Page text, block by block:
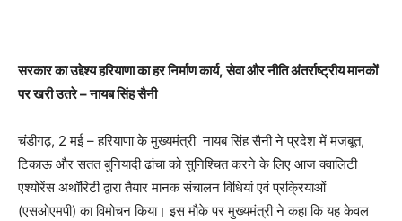
सरकार का उद्देश्य हरियाणा का हर निर्माण कार्य, सेवा और नीति अंतर्राष्ट्रीय मानकों
पर खरी उतरे – नायब सिंह सैनी
चंडीगढ़, 2 मई – हरियाणा के मुख्यमंत्री नायब सिंह सैनी ने प्रदेश में मजबूत,
टिकाऊ और सतत बुनियादी ढांचा को सुनिश्चित करने के लिए आज क्वालिटी
एश्योरेंस अथॉरिटी द्वारा तैयार मानक संचालन विधियां एवं प्रक्रियाओं
(एसओएमपी) का विमोचन किया। इस मौके पर मुख्यमंत्री ने कहा कि यह केवल